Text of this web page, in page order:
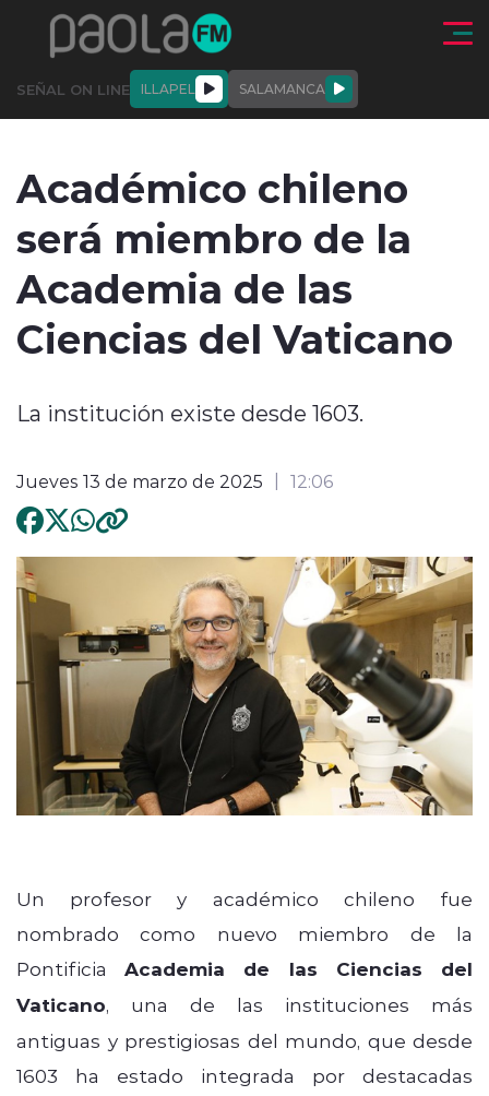
Click acá para ir directamente al contenido
SEÑAL ON LINE ILLAPEL SALAMANCA
DEPORTES ENTREVISTAS
modo claro
Académico chileno
será miembro de la
Academia de las
Ciencias del Vaticano
La institución existe desde 1603.
Jueves 13 de marzo de 2025 12:06
Un profesor y académico chileno fue
nombrado como nuevo miembro de la
PontificiaAcademia de las Ciencias del
Vaticano, una de las instituciones más
antiguas y prestigiosas del mundo, que desde
1603 ha estado integrada por destacadas